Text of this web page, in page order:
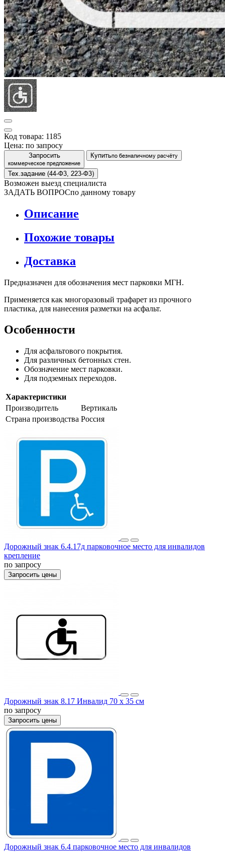
Код товара: 1185
Цена: по запросу
Запросить
коммерческое предложение
Купитьпо безналичному расчёту
Тех.задание (44-Ф3, 223-Ф3)
Возможен выезд специалиста
ЗАДАТЬ ВОПРОСпо данному товару
Описание
Похожие товары
Доставка
Предназначен для обозначения мест парковки МГН.
Применяется как многоразовый трафарет из прочного
пластика, для нанесения разметки на асфальт.
Особенности
Для асфальтового покрытия.
Для различных бетонных стен.
Обозначение мест парковки.
Для подземных переходов.
Характеристики
Производитель
Вертикаль
Страна производства Россия
Дорожный знак 6.4.17д парковочное место для инвалидов
крепление
по запросу
Запросить цены
Дорожный знак 8.17 Инвалид 70 x 35 см
по запросу
Запросить цены
Дорожный знак 6.4 парковочное место для инвалидов